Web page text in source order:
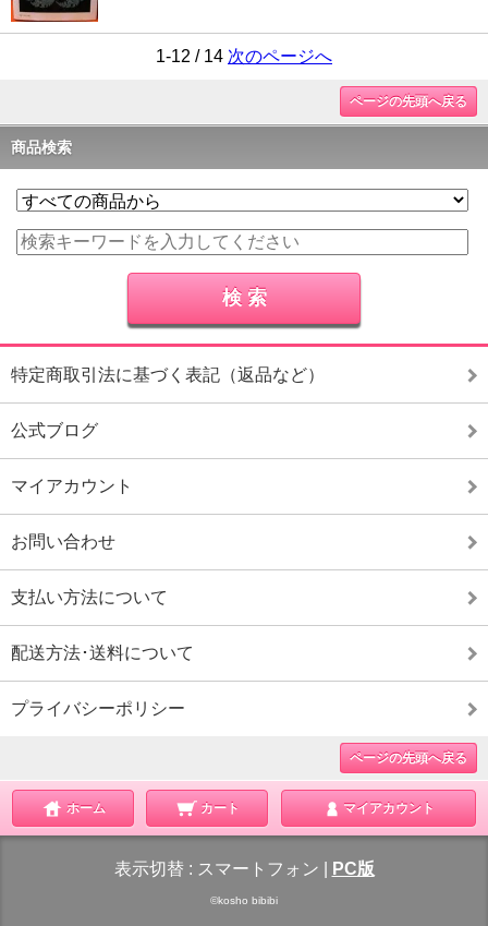
1-12 / 14 次のページへ
ページの先頭へ戻る
商品検索
特定商取引法に基づく表記（返品など）
公式ブログ
マイアカウント
お問い合わせ
支払い方法について
配送方法･送料について
プライバシーポリシー
ページの先頭へ戻る
ホーム カート マイアカウント
表示切替 : スマートフォン PC版
©kosho bibibi